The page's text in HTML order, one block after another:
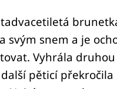
svým snem a je
Vyhrála druhou
pěticí